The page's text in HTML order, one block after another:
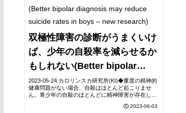
双極性障害の診断がうまくいけ
ば、少年の自殺率を減らせるか
もしれない(Better bipolar
diagnosis may reduce
suicide rates in boys – new
2023-05-24 カロリンスカ研究所(KI)◆重度の精神的
健康問題がない場合、自殺はほとんど起こりませ
ん。青少年の自殺のほとんどに精神障害が存在し、
と治療が自殺予防に重要であり、双極性障害の...
2023-06-03